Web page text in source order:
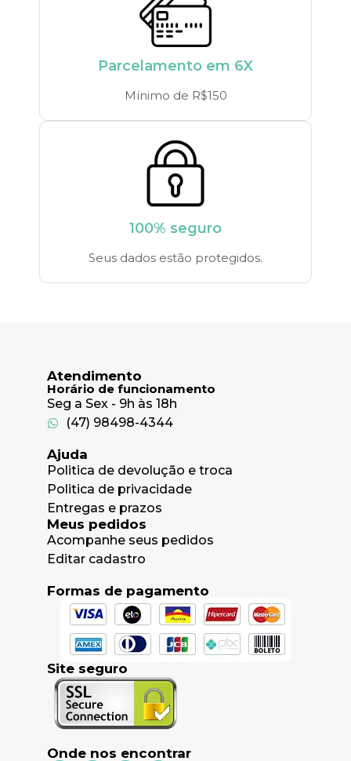
Parcelamento em 6X
Mínimo de R$150
100% seguro
Seus dados estão protegidos.
Atendimento
Horário de funcionamento
Seg a Sex - 9h às 18h
(47) 98498-4344
Ajuda
Politica de devolução e troca
Politica de privacidade
Entregas e prazos
Meus pedidos
Acompanhe seus pedidos
Editar cadastro
Formas de pagamento
Site seguro
Onde nos encontrar